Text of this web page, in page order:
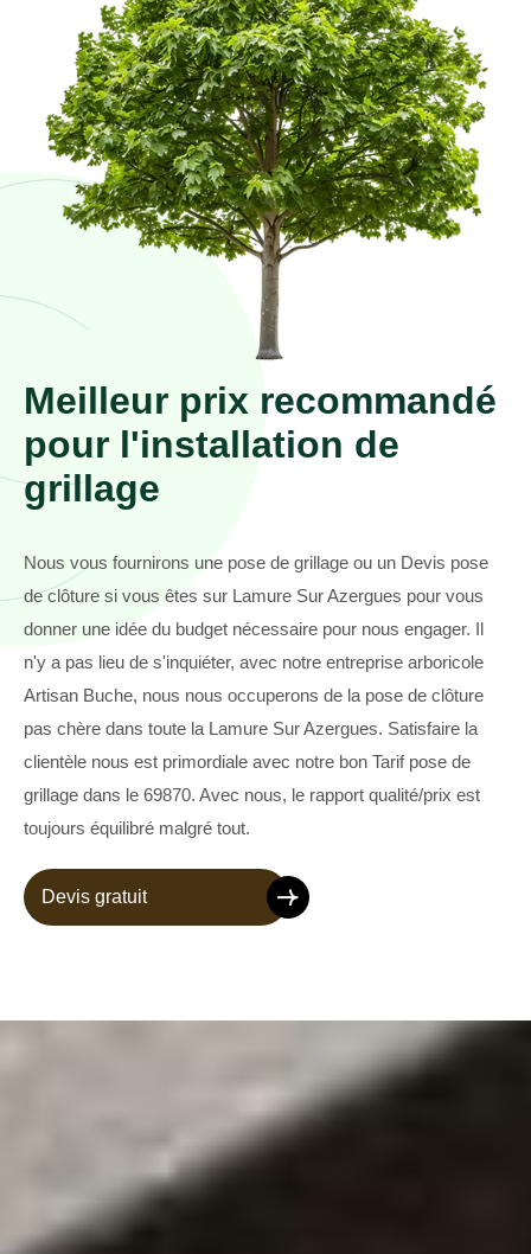
Meilleur prix recommandé
pour l'installation de
grillage
Nous vous fournirons une pose de grillage ou un Devis pose
de clôture si vous êtes sur Lamure Sur Azergues pour vous
donner une idée du budget nécessaire pour nous engager. Il
n'y a pas lieu de s'inquiéter, avec notre entreprise arboricole
Artisan Buche, nous nous occuperons de la pose de clôture
pas chère dans toute la Lamure Sur Azergues. Satisfaire la
clientèle nous est primordiale avec notre bon Tarif pose de
grillage dans le 69870. Avec nous, le rapport qualité/prix est
toujours équilibré malgré tout.
Devis gratuit